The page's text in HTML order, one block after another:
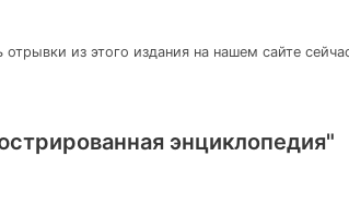
из этого издания на нашем сайте
энциклопедия"